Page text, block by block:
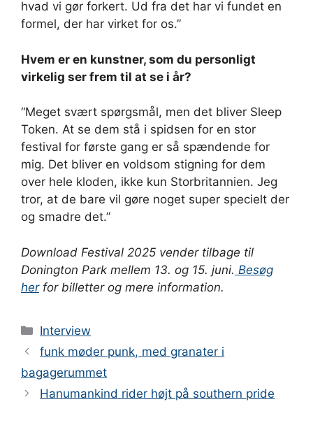
hvad vi gør forkert. Ud fra det har vi fundet en
formel, der har virket for os.”
Hvem er en kunstner, som du personligt
virkelig ser frem til at se i år?
“Meget svært spørgsmål, men det bliver Sleep
Token. At se dem stå i spidsen for en stor
festival for første gang er så spændende for
mig. Det bliver en voldsom stigning for dem
over hele kloden, ikke kun Storbritannien. Jeg
tror, ​​at de bare vil gøre noget super specielt der
og smadre det.”
Download Festival 2025 vender tilbage til
Donington Park mellem 13. og 15. juni. Besøg
herfor billetter og mere information.
Kategorier
Interview
funk møder punk, med granater i
bagagerummet
Hanumankind rider højt på southern pride